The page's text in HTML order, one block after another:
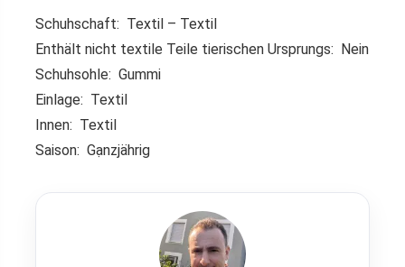
Schuhschaft: Textil – Textil
Enthält nicht textile Teile tierischen Ursprungs: Nein
Schuhsohle: Gummi
Einlage: Textil
Innen: Textil
Saison: Gạnzjährig